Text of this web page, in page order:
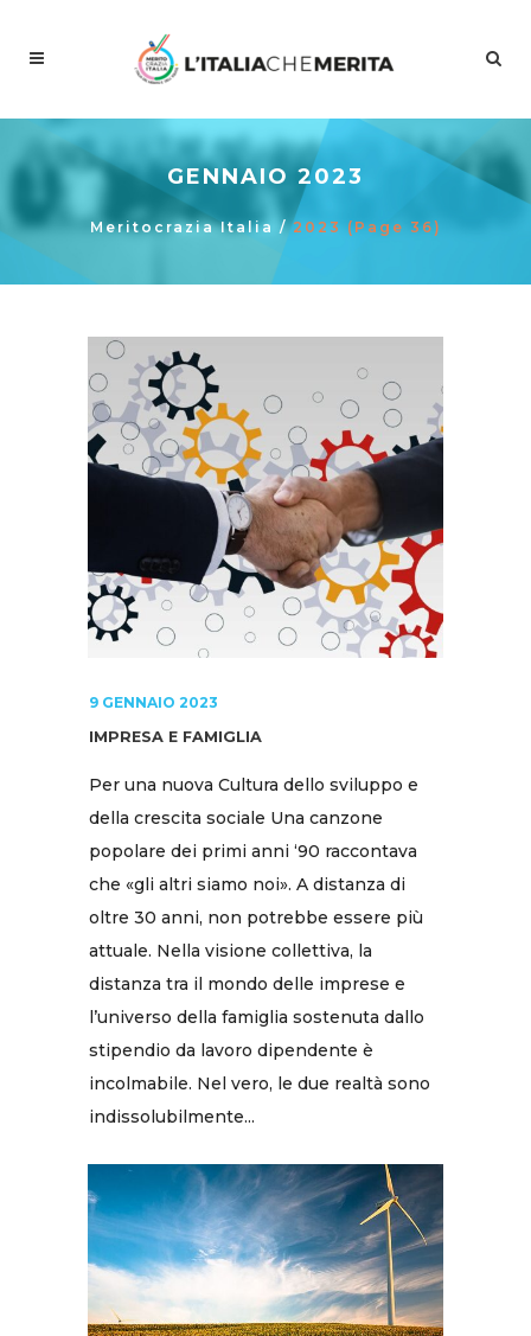
GENNAIO 2023
Meritocrazia Italia /2023 (Page 36)
9 GENNAIO 2023
IMPRESA E FAMIGLIA
Per una nuova Cultura dello sviluppo e
della crescita sociale Una canzone
popolare dei primi anni ‘90 raccontava
che «gli altri siamo noi». A distanza di
oltre 30 anni, non potrebbe essere più
attuale. Nella visione collettiva, la
distanza tra il mondo delle imprese e
l’universo della famiglia sostenuta dallo
stipendio da lavoro dipendente è
incolmabile. Nel vero, le due realtà sono
indissolubilmente...